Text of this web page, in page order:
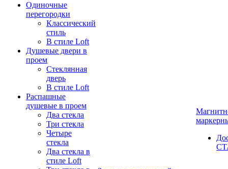
Одиночные
перегородки
Классический
стиль
В стиле Loft
Душевые двери в
проем
Стеклянная
дверь
В стиле Loft
Распашные
душевые в проем
Два стекла
Три стекла
Четыре
стекла
Два стекла в
стиле Loft